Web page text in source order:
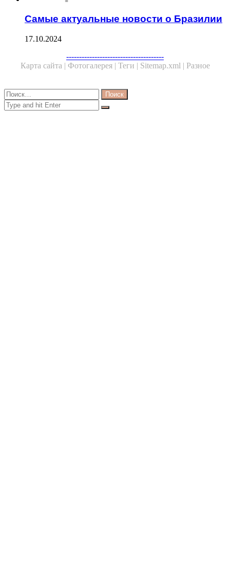
Самые актуальные новости о Бразилии
17.10.2024
--------------------------------------
Карта сайта | Фотогалерея | Теги | Sitemap.xml | Разное
Close
Найти:
Close
Search